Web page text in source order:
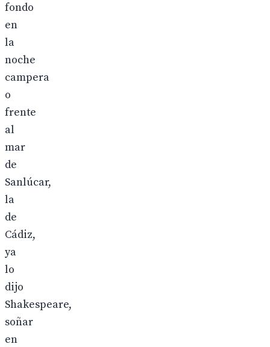
fondo
en
la
noche
campera
o
frente
al
mar
de
Sanlúcar,
la
de
Cádiz,
ya
lo
dijo
Shakespeare,
soñar
en